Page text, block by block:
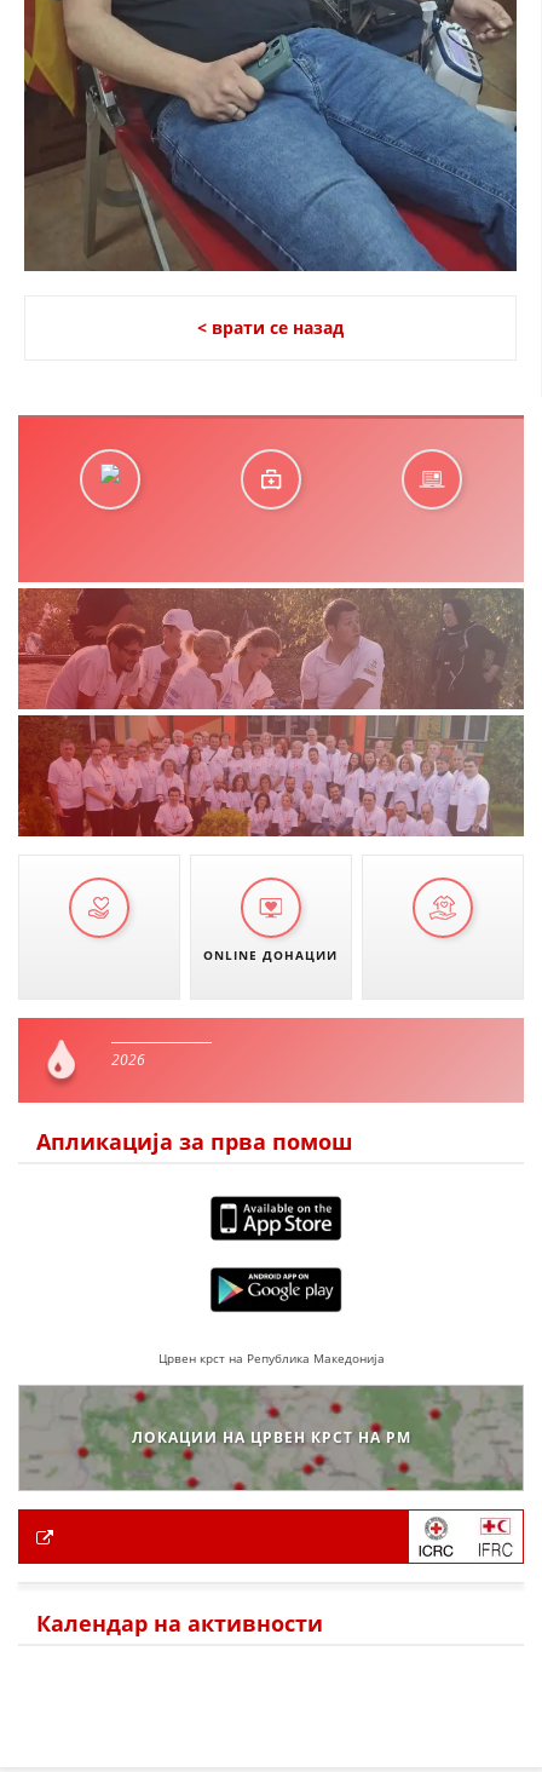
< врати се назад
ONLINE ДОНАЦИИ
2026
Апликација за прва помош
Црвен крст на Република Македонија
ЛОКАЦИИ НА ЦРВЕН КРСТ НА РМ
Календар на активности